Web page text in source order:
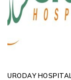
URODAY